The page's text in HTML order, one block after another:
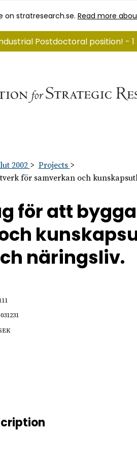
on stratresearch.se. Read more
Postdoctoral position! -
2002
Projects
för samverkan och
för att
näringsliv.